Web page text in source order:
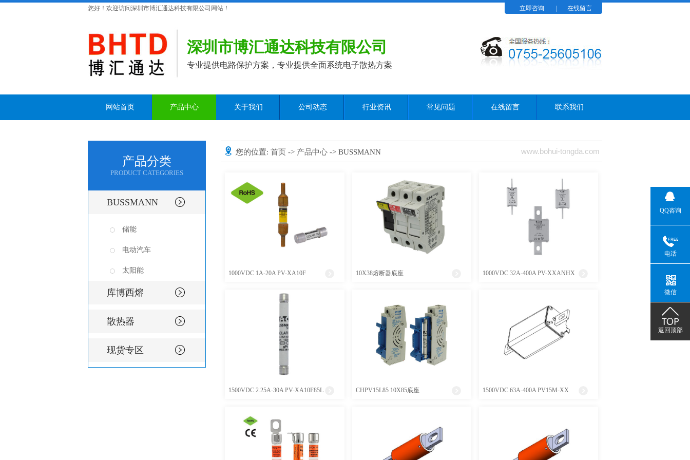
您好！欢迎访问深圳市博汇通达科技有限公司网站！ 立即咨询 在线留言
深圳市博汇通达科技有限公司
专业提供电路保护方案，专业提供全面系统电子散热方案
网站首页 产品中心 关于我们 公司动态 行业资讯 常见问题 在线留言 联系我们
产品分类
PRODUCT CATEGORIES
BUSSMANN
储能
电动汽车
太阳能
库博西熔
散热器
现货专区
您的位置: 首页 -> 产品中心 -> BUSSMANN www.bohui-tongda.com
1000VDC 1A-20A PV-XA10F 10X38熔断器底座 1000VDC 32A-400A PV-XXANHX
1500VDC 2.25A-30A PV-XA10F85L CHPV15L85 10X85底座 1500VDC 63A-400A PV15M-XX
QQ咨询
电话
微信
返回顶部